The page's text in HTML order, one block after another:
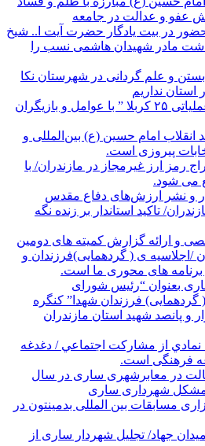
و عدالت در جامعه
حضور در بیت یادگار حضرت آیت ا.. شیخ
مادر شهیدان هاشمی نسب را
و علم گردانی در شهرستان نکا
نداریم
دیدار فرمانده لشکر عملیاتی ۲۵ کربلا ” با عوامل و بازیگران
انقلاب امام حسین (ع) بین‌المللی و
پیروزی است.
رمز ارز غیرمجاز در مازندران/ با
می شود.
و نشر ارزش‌های دفاع مقدس
تاکید استاندار بر زنده نگه
و ارائه گزارش کمیته های دومین
/اجلاسیه ی ( گردهمایی)فرزندان و
های محوری ما است.
بعنوان “رئیس شورای
گردهمایی) فرزندان شهدا” کنگره
و پانصد شهید استان مازندران
نمادي از مشاركت اجتماعي / دغدغه
فرهنگی است.
آسفالت در معابرشهری ساری در سال
مسابقات بین المللی بدمینتون در
جهاد/ تجلیل شهردار ساری از